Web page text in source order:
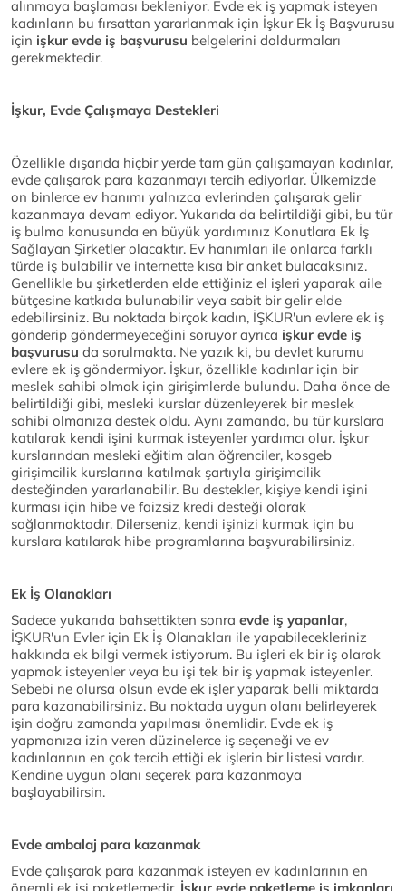
alınmaya başlaması bekleniyor. Evde ek iş yapmak isteyen
kadınların bu fırsattan yararlanmak için İşkur Ek İş Başvurusu
için işkur evde iş başvurusu belgelerini doldurmaları
gerekmektedir.
İşkur, Evde Çalışmaya Destekleri
Özellikle dışarıda hiçbir yerde tam gün çalışamayan kadınlar,
evde çalışarak para kazanmayı tercih ediyorlar. Ülkemizde
on binlerce ev hanımı yalnızca evlerinden çalışarak gelir
kazanmaya devam ediyor. Yukarıda da belirtildiği gibi, bu tür
iş bulma konusunda en büyük yardımınız Konutlara Ek İş
Sağlayan Şirketler olacaktır. Ev hanımları ile onlarca farklı
türde iş bulabilir ve internette kısa bir anket bulacaksınız.
Genellikle bu şirketlerden elde ettiğiniz el işleri yaparak aile
bütçesine katkıda bulunabilir veya sabit bir gelir elde
edebilirsiniz. Bu noktada birçok kadın, İŞKUR'un evlere ek iş
gönderip göndermeyeceğini soruyor ayrıca işkur evde iş
başvurusu da sorulmakta. Ne yazık ki, bu devlet kurumu
evlere ek iş göndermiyor. İşkur, özellikle kadınlar için bir
meslek sahibi olmak için girişimlerde bulundu. Daha önce de
belirtildiği gibi, mesleki kurslar düzenleyerek bir meslek
sahibi olmanıza destek oldu. Aynı zamanda, bu tür kurslara
katılarak kendi işini kurmak isteyenler yardımcı olur. İşkur
kurslarından mesleki eğitim alan öğrenciler, kosgeb
girişimcilik kurslarına katılmak şartıyla girişimcilik
desteğinden yararlanabilir. Bu destekler, kişiye kendi işini
kurması için hibe ve faizsiz kredi desteği olarak
sağlanmaktadır. Dilerseniz, kendi işinizi kurmak için bu
kurslara katılarak hibe programlarına başvurabilirsiniz.
Ek İş Olanakları
Sadece yukarıda bahsettikten sonra evde iş yapanlar,
İŞKUR'un Evler için Ek İş Olanakları ile yapabilecekleriniz
hakkında ek bilgi vermek istiyorum. Bu işleri ek bir iş olarak
yapmak isteyenler veya bu işi tek bir iş yapmak isteyenler.
Sebebi ne olursa olsun evde ek işler yaparak belli miktarda
para kazanabilirsiniz. Bu noktada uygun olanı belirleyerek
işin doğru zamanda yapılması önemlidir. Evde ek iş
yapmanıza izin veren düzinelerce iş seçeneği ve ev
kadınlarının en çok tercih ettiği ek işlerin bir listesi vardır.
Kendine uygun olanı seçerek para kazanmaya
başlayabilirsin.
Evde ambalaj para kazanmak
Evde çalışarak para kazanmak isteyen ev kadınlarının en